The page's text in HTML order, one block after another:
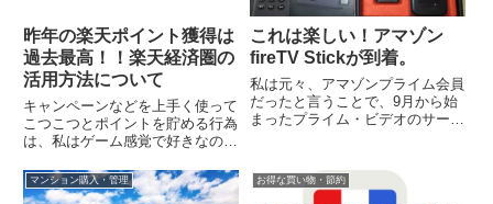
昨年の楽天ポイント獲得は
過去最高！！楽天経済圏の
活用方法について
キャンペーンなどを上手く使って
こつこつとポイントを貯める行為
は、私はゲーム感覚で好きなので
くさーい」の一言で全く興味が無
いですね。...
これは楽しい！アマゾン
fireTV Stickが到着。
私は元々、アマゾンプライム会員
だったと言うことで、9月から始
まったプライム・ビデオのサービ
は非常に好...
マンション購入・管理 お得な買い物・節約